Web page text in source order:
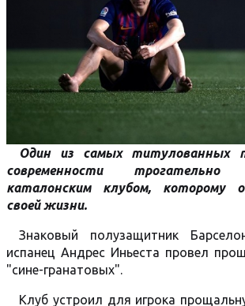
Один из самых титулованных
современности
каталонским клубом, которому
своей жизни.
Знаковый полузащитник
испанец Андрес Иньеста провел
"сине-гранатовых".
Клуб устроил для игрока